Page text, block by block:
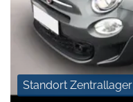
Standort Zentrallager